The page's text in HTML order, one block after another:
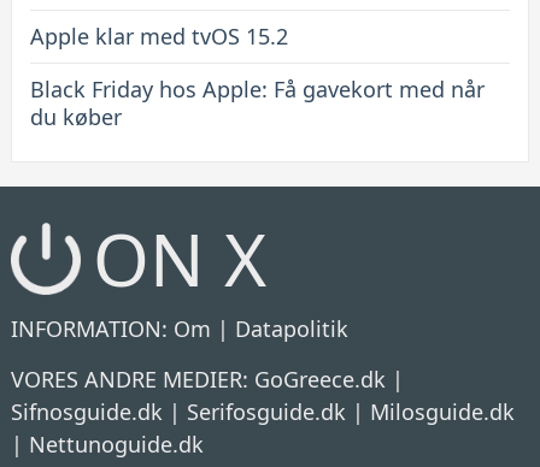
Apple klar med tvOS 15.2
Black Friday hos Apple: Få gavekort med når
du køber
ON X
INFORMATION: Om | Datapolitik
VORES ANDRE MEDIER: GoGreece.dk |
Sifnosguide.dk | Serifosguide.dk | Milosguide.dk
| Nettunoguide.dk